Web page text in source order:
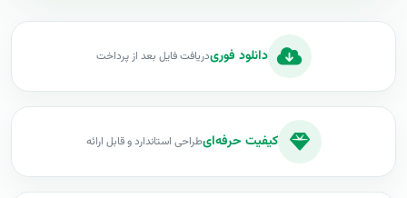
دانلود فوریدریافت فایل بعد از پرداخت
کیفیت حرفه‌ایطراحی استاندارد و قابل ارائه